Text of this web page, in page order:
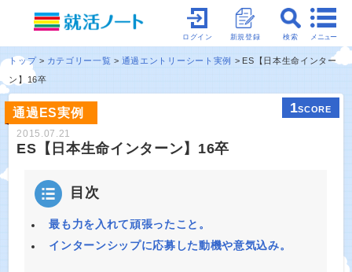
メニュー
検索
新規登録
ログイン
トップ カテゴリー一覧 通過エントリーシート実例
ES【日本生命インター
ン】16卒
通過ES実例 1SCORE
2015.07.21
ES【日本生命インターン】16卒
目次
最も力を入れて頑張ったこと。
インターンシップに応募した動機や意気込み。